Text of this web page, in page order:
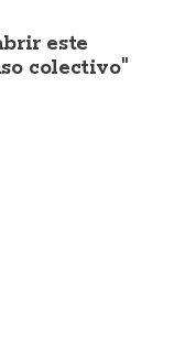
este
colectivo"